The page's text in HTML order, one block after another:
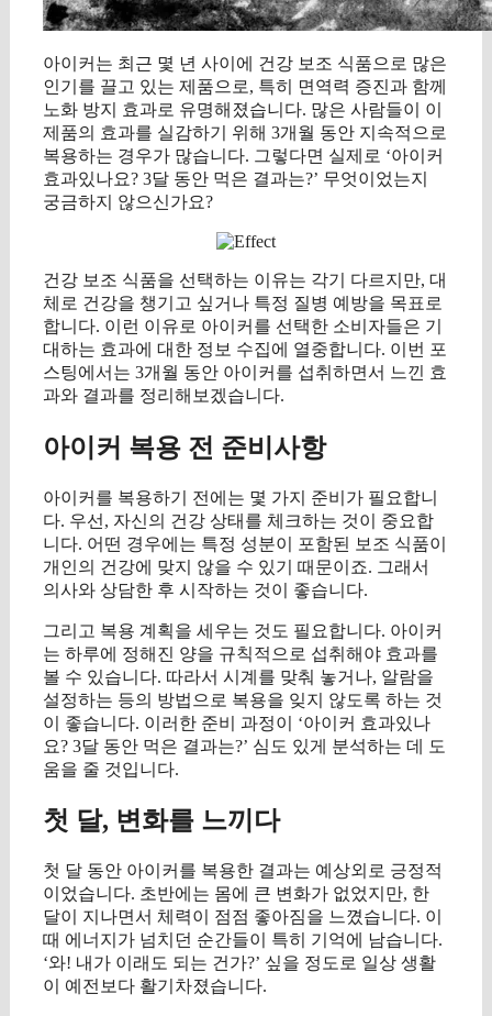
아이커는 최근 몇 년 사이에 건강 보조 식품으로 많은
인기를 끌고 있는 제품으로, 특히 면역력 증진과 함께
노화 방지 효과로 유명해졌습니다. 많은 사람들이 이
제품의 효과를 실감하기 위해 3개월 동안 지속적으로
복용하는 경우가 많습니다. 그렇다면 실제로 ‘아이커
효과있나요? 3달 동안 먹은 결과는?’ 무엇이었는지
궁금하지 않으신가요?
건강 보조 식품을 선택하는 이유는 각기 다르지만, 대
체로 건강을 챙기고 싶거나 특정 질병 예방을 목표로
합니다. 이런 이유로 아이커를 선택한 소비자들은 기
대하는 효과에 대한 정보 수집에 열중합니다. 이번 포
스팅에서는 3개월 동안 아이커를 섭취하면서 느낀 효
과와 결과를 정리해보겠습니다.
아이커 복용 전 준비사항
아이커를 복용하기 전에는 몇 가지 준비가 필요합니
다. 우선, 자신의 건강 상태를 체크하는 것이 중요합
니다. 어떤 경우에는 특정 성분이 포함된 보조 식품이
개인의 건강에 맞지 않을 수 있기 때문이죠. 그래서
의사와 상담한 후 시작하는 것이 좋습니다.
그리고 복용 계획을 세우는 것도 필요합니다. 아이커
는 하루에 정해진 양을 규칙적으로 섭취해야 효과를
볼 수 있습니다. 따라서 시계를 맞춰 놓거나, 알람을
설정하는 등의 방법으로 복용을 잊지 않도록 하는 것
이 좋습니다. 이러한 준비 과정이 ‘아이커 효과있나
요? 3달 동안 먹은 결과는?’ 심도 있게 분석하는 데 도
움을 줄 것입니다.
첫 달, 변화를 느끼다
첫 달 동안 아이커를 복용한 결과는 예상외로 긍정적
이었습니다. 초반에는 몸에 큰 변화가 없었지만, 한
달이 지나면서 체력이 점점 좋아짐을 느꼈습니다. 이
때 에너지가 넘치던 순간들이 특히 기억에 남습니다.
‘와! 내가 이래도 되는 건가?’ 싶을 정도로 일상 생활
이 예전보다 활기차졌습니다.